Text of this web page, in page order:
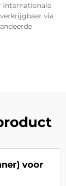
internationale
via
voor